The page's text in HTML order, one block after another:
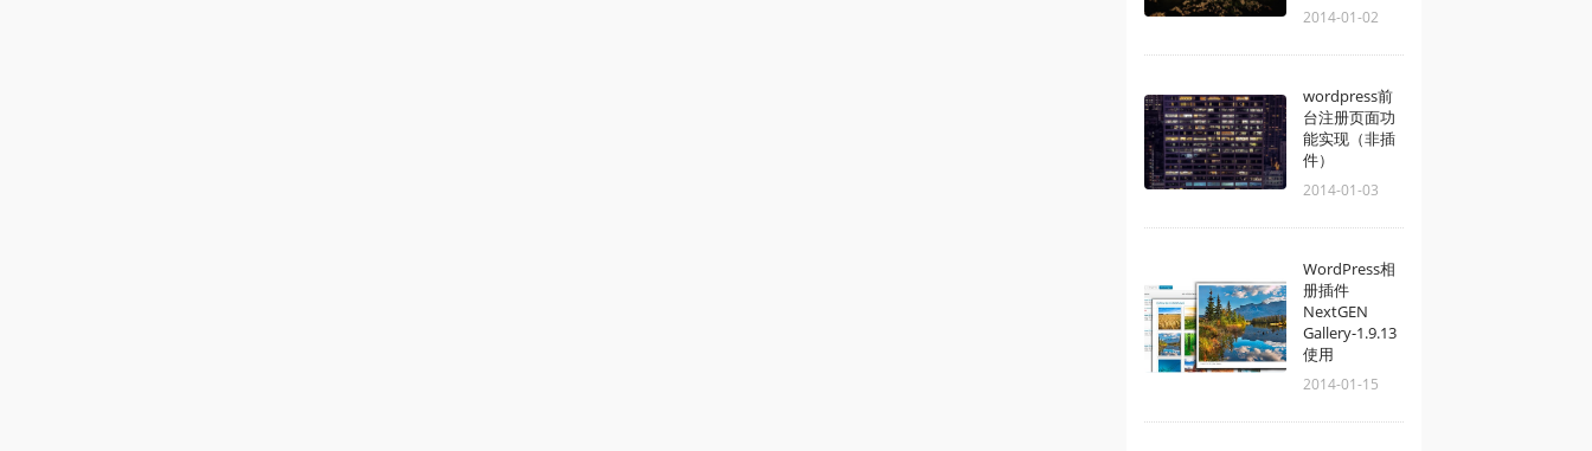
2014-01-02
wordpress前
台注册页面功
能实现（非插
件）
2014-01-03
WordPress相
册插件
NextGEN
Gallery-1.9.13
使用
2014-01-15